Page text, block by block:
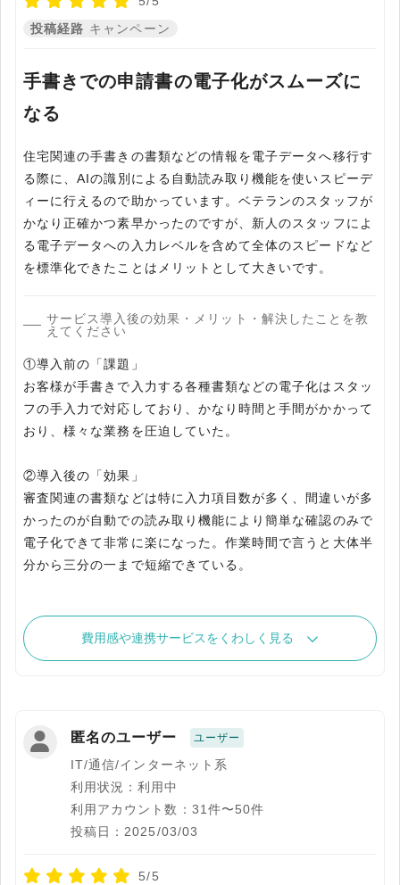
投稿経路 キャンペーン
手書きでの申請書の電子化がスムーズに
なる
住宅関連の手書きの書類などの情報を電子データへ移行す
る際に、AIの識別による自動読み取り機能を使いスピーデ
ィーに行えるので助かっています。ベテランのスタッフが
かなり正確かつ素早かったのですが、新人のスタッフによ
る電子データへの入力レベルを含めて全体のスピードなど
を標準化できたことはメリットとして大きいです。
サービス導入後の効果・メリット・解決したことを教
えてください
①導入前の「課題」
お客様が手書きで入力する各種書類などの電子化はスタッ
フの手入力で対応しており、かなり時間と手間がかかって
おり、様々な業務を圧迫していた。
②導入後の「効果」
審査関連の書類などは特に入力項目数が多く、間違いが多
かったのが自動での読み取り機能により簡単な確認のみで
電子化できて非常に楽になった。作業時間で言うと大体半
分から三分の一まで短縮できている。
費用感や連携サービスをくわしく見る
匿名のユーザー ユーザー
IT/通信/インターネット系
利用状況：利用中
利用アカウント数：31件〜50件
投稿日：2025/03/03
5/5